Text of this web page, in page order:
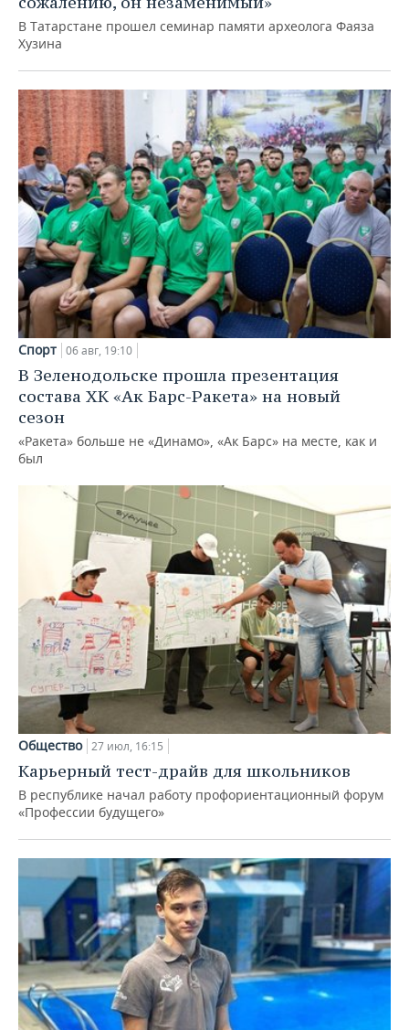
В Татарстане прошел семинар памяти археолога Фаяза
Хузина
Спорт 06 авг, 19:10
В Зеленодольске прошла презентация
состава ХК «Ак Барс-Ракета» на новый
сезон
«Ракета» больше не «Динамо», «Ак Барс» на месте, как и
был
Общество 27 июл, 16:15
Карьерный тест-драйв для школьников
В республике начал работу профориентационный форум
«Профессии будущего»